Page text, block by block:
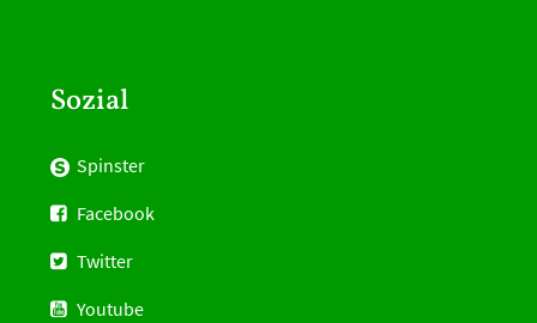
Sozial
Spinster
Facebook
Twitter
Youtube